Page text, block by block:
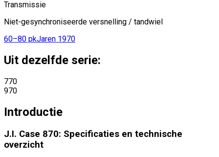
Transmissie
Niet-gesynchroniseerde versnelling / tandwiel
60–80 pkJaren 1970
Uit dezelfde serie:
770
970
Introductie
J.I. Case 870: Specificaties en technische
overzicht